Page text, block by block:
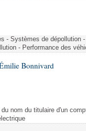
- Systèmes de dépollution
- Performance des
Bonnivard
nom du titulaire d'un